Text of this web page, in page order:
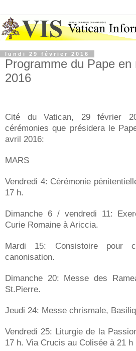
lundi 29 février 2016
Programme du Pape en
2016
Cité du Vatican, 29 février
cérémonies que présidera le
avril 2016:
MARS
Vendredi 4: Cérémonie
17 h.
Dimanche 6 / vendredi 11:
Curie Romaine à Ariccia.
Mardi 15: Consistoire pour
canonisation.
Dimanche 20: Messe des
St.Pierre.
Jeudi 24: Messe chrismale,
Vendredi 25: Liturgie de la
17 h. Via Crucis au Colisée à 21 h